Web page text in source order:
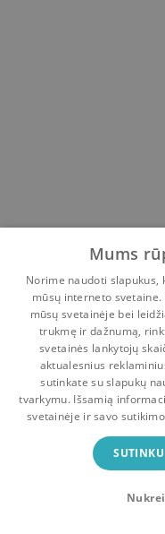
Pradinis Krepšelis
Bookswap
Mainykis
Uždaryti
Mums
Norime naudoti slapukus,
mūsų interneto
mūsų svetainėje bei
trukmę ir dažnumą,
svetainės lankytojų
aktualesnius
sutinkate su slapukų
tvarkymu. Išsamią
svetainėje ir savo
SUTINKU